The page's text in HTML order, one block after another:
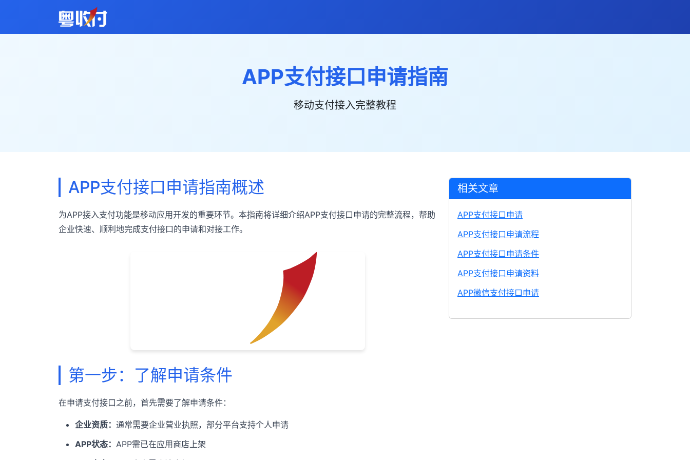
APP支付接口申请指南
移动支付接入完整教程
APP支付接口申请指南概述
为APP接入支付功能是移动应用开发的重要环节。本指南将详细介绍APP支付接口申请的完整流程，帮助
企业快速、顺利地完成支付接口的申请和对接工作。
第一步：了解申请条件
在申请支付接口之前，首先需要了解申请条件：
企业资质： 通常需要企业营业执照，部分平台支持个人申请
APP状态： APP需已在应用商店上架
相关文章
APP支付接口申请
APP支付接口申请流程
APP支付接口申请条件
APP支付接口申请资料
APP微信支付接口申请